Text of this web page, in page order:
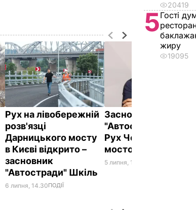
Рух на лівобережній
розв'язці
Дарницького мосту
в Києві відкрито –
засновник
"Автостради" Шкіль
6 липня, 14.30ПОДІЇ
Засновник
"Автостради" Шкіль:
Рух Чернігівським
мостом відкрито!
5 липня, 13.07
20419
5Гості
жиру
19095